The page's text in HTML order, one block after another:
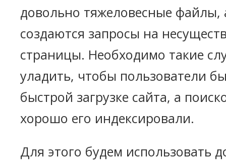
довольно тяжеловесные файлы,
создаются запросы на
страницы. Необходимо такие
уладить, чтобы пользователи
быстрой загрузке сайта, а
хорошо его индексировали.
Для этого будем использовать